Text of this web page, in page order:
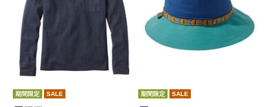
期間限定 SALE 期間限定 SALE